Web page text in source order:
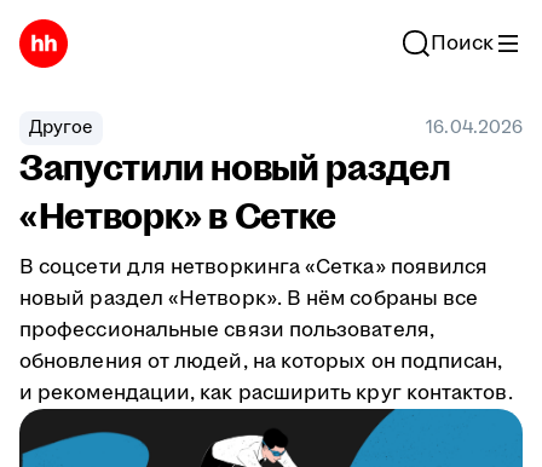
Поиск
Другое 16.04.2026
Запустили новый раздел
«Нетворк» в Сетке
В соцсети для нетворкинга «Сетка» появился
новый раздел «Нетворк». В нём собраны все
профессиональные связи пользователя,
обновления от людей, на которых он подписан,
и рекомендации, как расширить круг контактов.